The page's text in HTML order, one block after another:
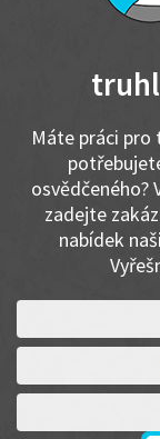
Máte práci pro
osvědčeného?
zadejte
nabídek